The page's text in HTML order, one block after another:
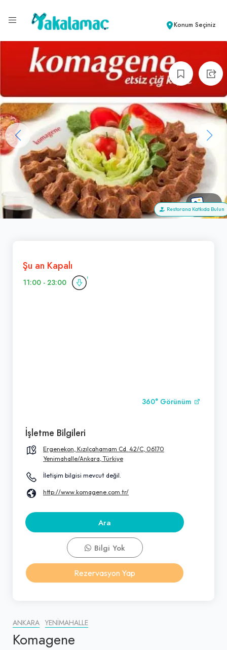
Konum Seçiniz
+3
Restorana Katkıda Bulun
ANKARA YENIMAHALLE
Komagene
Şu an Kapalı
11:00 - 23:00
360° Görünüm
İşletme Bilgileri
Ergenekon, Kızılcahamam Cd. 42/C, 06170
Yenimahalle/Ankara, Türkiye
İletişim bilgisi mevcut değil.
http://www.komagene.com.tr/
Ara
Bilgi Yok
Rezervasyon Yap